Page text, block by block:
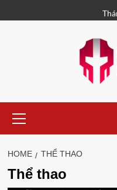
to
Menu
HOME THỂ THAO
Thể thao